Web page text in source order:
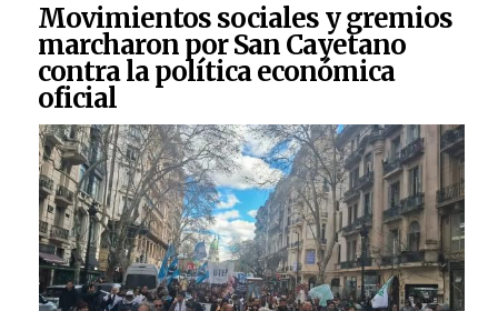
Movimientos sociales y gremios
marcharon por San Cayetano
contra la política económica
oficial